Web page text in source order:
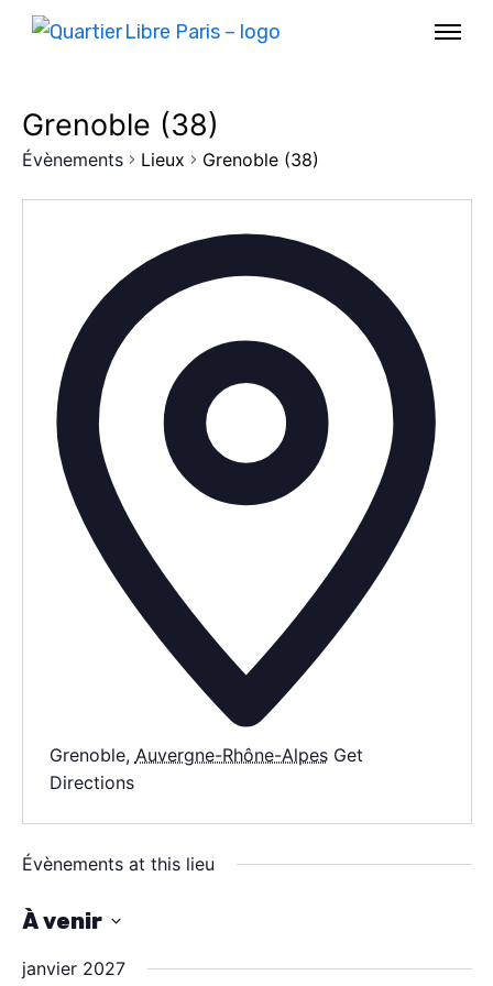
AGENDA
SPECTACLE
À PROPOS
CONTACT
Grenoble (38)
Évènements Lieux Grenoble (38)
Grenoble, Auvergne-Rhône-Alpes Get
Directions
Évènements at this lieu
À venir
janvier 2027